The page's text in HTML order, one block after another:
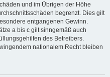
und im Übrigen der Höhe
begrenzt. Dies gilt
entgangenen Gewinn.
a bis c gilt sinngemäß auch
des Betreibers.
nationalem Recht bleiben